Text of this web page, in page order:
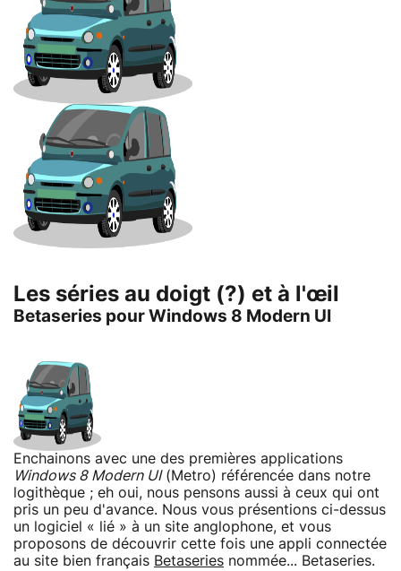
Les séries au doigt (?) et à l'œil
Betaseries pour Windows 8 Modern UI
Enchainons avec une des premières applications
Windows 8 Modern UI(Metro) référencée dans notre
logithèque ; eh oui, nous pensons aussi à ceux qui ont
pris un peu d'avance. Nous vous présentions ci-dessus
un logiciel « lié » à un site anglophone, et vous
proposons de découvrir cette fois une appli connectée
au site bien français Betaseries nommée... Betaseries.